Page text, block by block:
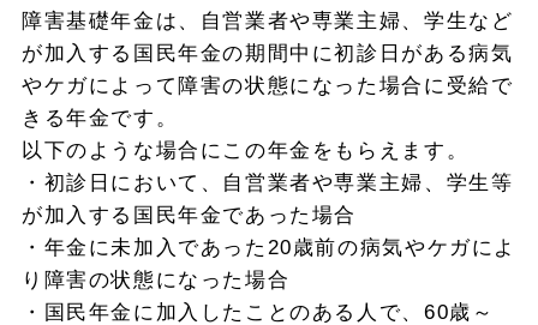
障害基礎年金は、自営業者や専業主婦、学生など
が加入する国民年金の期間中に初診日がある病気
やケガによって障害の状態になった場合に受給で
きる年金です。
以下のような場合にこの年金をもらえます。
・初診日において、自営業者や専業主婦、学生等
が加入する国民年金であった場合
・年金に未加入であった20歳前の病気やケガによ
り障害の状態になった場合
・国民年金に加入したことのある人で、60歳～